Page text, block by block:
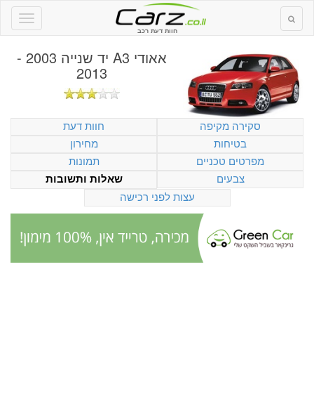
חוות דעת רכב
אאודי A3 יד שנייה 2003 -
2013
סקירה מקיפה
חוות דעת
בטיחות
מחירון
מפרטים טכניים
תמונות
צבעים
שאלות ותשובות
עצות לפני רכישה